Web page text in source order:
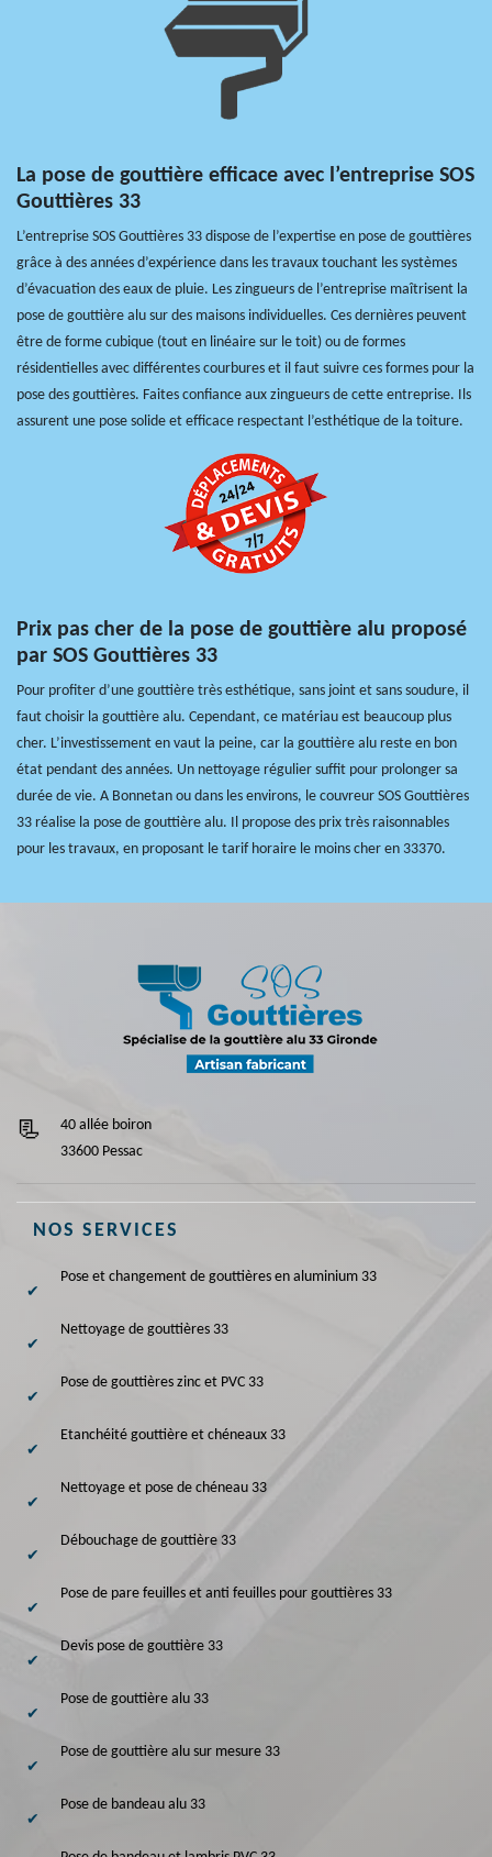
La pose de gouttière efficace avec l’entreprise SOS
Gouttières 33
L’entreprise SOS Gouttières 33 dispose de l’expertise en pose de gouttières
grâce à des années d’expérience dans les travaux touchant les systèmes
d’évacuation des eaux de pluie. Les zingueurs de l’entreprise maîtrisent la
pose de gouttière alu sur des maisons individuelles. Ces dernières peuvent
être de forme cubique (tout en linéaire sur le toit) ou de formes
résidentielles avec différentes courbures et il faut suivre ces formes pour la
pose des gouttières. Faites confiance aux zingueurs de cette entreprise. Ils
assurent une pose solide et efficace respectant l’esthétique de la toiture.
Prix pas cher de la pose de gouttière alu proposé
par SOS Gouttières 33
Pour profiter d’une gouttière très esthétique, sans joint et sans soudure, il
faut choisir la gouttière alu. Cependant, ce matériau est beaucoup plus
cher. L’investissement en vaut la peine, car la gouttière alu reste en bon
état pendant des années. Un nettoyage régulier suffit pour prolonger sa
durée de vie. A Bonnetan ou dans les environs, le couvreur SOS Gouttières
33 réalise la pose de gouttière alu. Il propose des prix très raisonnables
pour les travaux, en proposant le tarif horaire le moins cher en 33370.
40 allée boiron
33600 Pessac
NOS SERVICES
Pose et changement de gouttières en aluminium 33
Nettoyage de gouttières 33
Pose de gouttières zinc et PVC 33
Etanchéité gouttière et chéneaux 33
Nettoyage et pose de chéneau 33
Débouchage de gouttière 33
Pose de pare feuilles et anti feuilles pour gouttières 33
Devis pose de gouttière 33
Pose de gouttière alu 33
Pose de gouttière alu sur mesure 33
Pose de bandeau alu 33